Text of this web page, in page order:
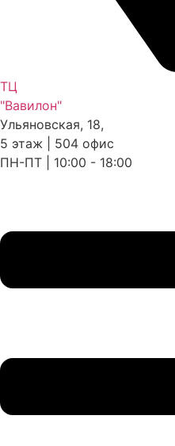
ТЦ
"Вавилон"
Ульяновская, 18,
5 этаж | 504 офис
ПН-ПТ | 10:00 - 18:00